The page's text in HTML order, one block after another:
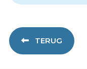
TERUG